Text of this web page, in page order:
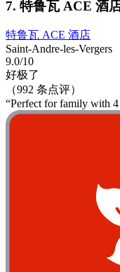
7. 特鲁瓦 ACE 酒
特鲁瓦 ACE 酒店
Saint-Andre-les-Vergers
9.0/10
好极了
（992 条点评）
“Perfect for family with